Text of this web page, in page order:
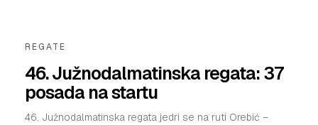
REGATE
46. Južnodalmatinska regata: 37
posada na startu
46. Južnodalmatinska regata jedri se na ruti Orebić –